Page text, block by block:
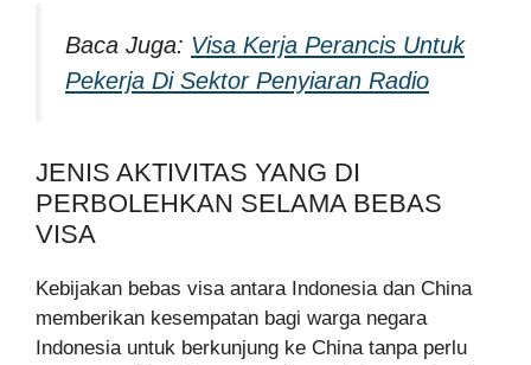
Baca Juga: Visa Kerja Perancis Untuk
Pekerja Di Sektor Penyiaran Radio
JENIS AKTIVITAS YANG DI
PERBOLEHKAN SELAMA BEBAS
VISA
Kebijakan bebas visa antara Indonesia dan China
memberikan kesempatan bagi warga negara
Indonesia untuk berkunjung ke China tanpa perlu